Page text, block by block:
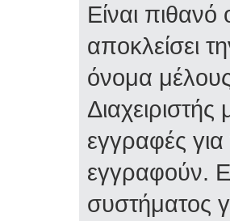
Είναι πιθανό
αποκλείσει
όνομα
εγγραφές
εγγραφούν.
συστήματος